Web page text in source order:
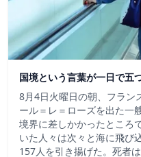
国境という言葉が一日で五
8月4日火曜日の朝、フラン
ール＝レ＝ローズを出た一
境界に差しかかったところ
いた人々は次々と海に飛び
157人を引き揚げた。死者